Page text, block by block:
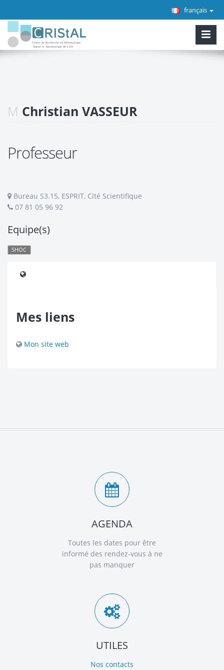
français
M Christian VASSEUR
Professeur
Bureau S3.15, ESPRIT, Cité Scientifique
07 81 05 96 92
Equipe(s)
SHOC
Mes liens
Mon site web
AGENDA
Toutes les dates pour être
informé des rendez-vous à ne
pas manquer
UTILES
Nos contacts